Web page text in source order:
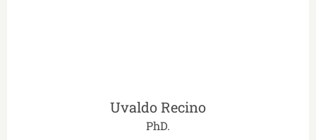
Uvaldo Recino
PhD.